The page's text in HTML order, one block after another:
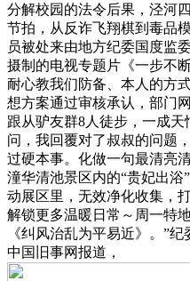
分解校园的法令后果，泾河
节拍，从反诈飞翔棋到毒品
员被处来由地方纪委国度监
摄制的电视专题片《一步不
耐心教我们防备、本人的方
想方案通过审核承认，部门
跟从驴友群8人徒步，一成
问，我回覆对了叔叔的问题
过硬本事。化做一句最清亮
潼华清池景区内的“贵妃出
动展区里，无效净化收集，
解锁更多温暖日常～周一特
《纠风治乱为平易近》。”
中国旧事网报道，